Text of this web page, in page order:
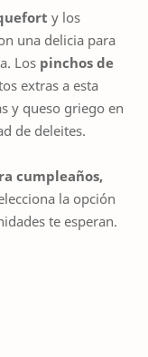
y los
una delicia para
Los pinchos de
extras a esta
y queso griego en
de deleites.
cumpleaños,
la opción
te esperan.